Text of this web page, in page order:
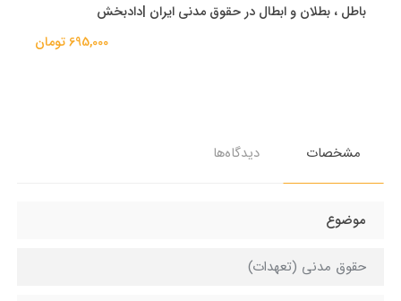
باطل ، بطلان و ابطال در حقوق مدنی ایران |دادبخش
695,000 تومان
مشخصات دیدگاه‌ها
موضوع
حقوق مدنی (تعهدات)